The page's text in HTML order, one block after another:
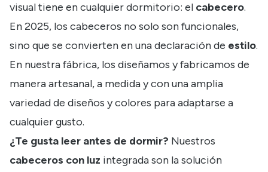
visual tiene en cualquier dormitorio: el cabecero.
En 2025, los cabeceros no solo son funcionales,
sino que se convierten en una declaración de estilo.
En nuestra fábrica, los diseñamos y fabricamos de
manera artesanal, a medida y con una amplia
variedad de diseños y colores para adaptarse a
cualquier gusto.
¿Te gusta leer antes de dormir? Nuestros
cabeceros con luz integrada son la solución